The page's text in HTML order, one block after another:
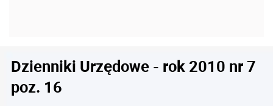
Dzienniki Urzędowe - rok 2010 nr 7
poz. 16